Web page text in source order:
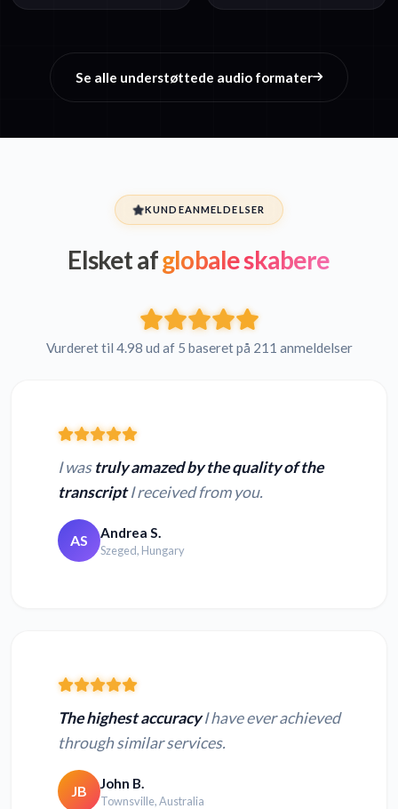
Se alle understøttede audio formater
KUNDEANMELDELSER
Elsket afglobale skabere
Vurderet til 4.98 ud af 5 baseret på 211 anmeldelser
I wastruly amazed by the quality of the
transcriptI received from you.
AS Andrea S.
Szeged, Hungary
The highest accuracyI have ever achieved
through similar services.
JB John B.
Townsville, Australia